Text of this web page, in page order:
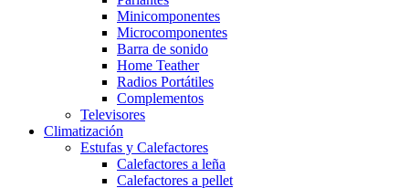
Minicomponentes
Microcomponentes
Barra de sonido
Home Teather
Radios Portátiles
Complementos
Televisores
Climatización
Estufas y Calefactores
Calefactores a leña
Calefactores a pellet